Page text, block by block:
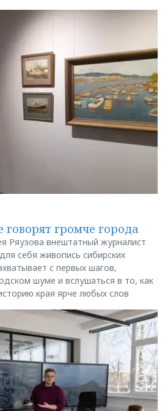
громче города
Ряузова внештатный журналист
себя живопись сибирских
с первых шагов,
шуме и вслушаться в то, как
края ярче любых слов